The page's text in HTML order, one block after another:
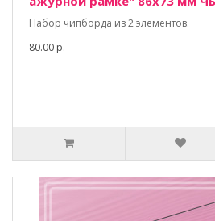
Набор чипборда из 2 элементов.
80.00 р.